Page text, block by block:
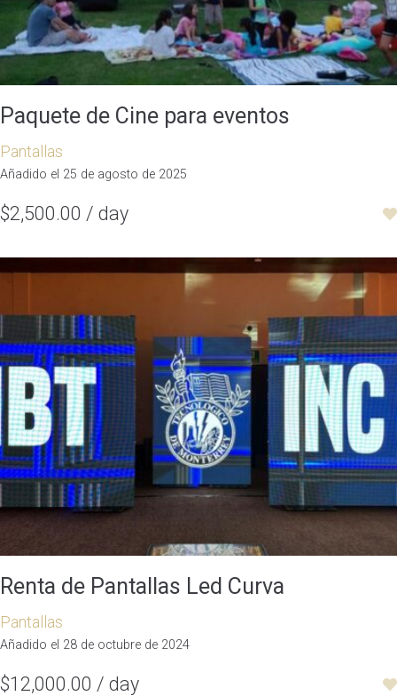
Paquete de Cine para eventos
Pantallas
Añadido el 25 de agosto de 2025
$2,500.00 / day
Renta de Pantallas Led Curva
Pantallas
Añadido el 28 de octubre de 2024
$12,000.00 / day